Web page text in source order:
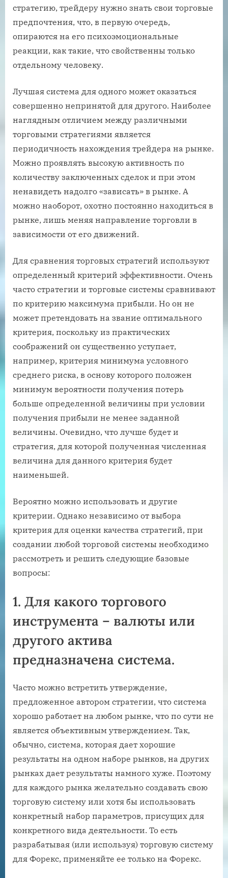
стратегию, трейдеру нужно знать свои торговые
предпочтения, что, в первую очередь,
опираются на его психоэмоциональные
реакции, как такие, что свойственны только
отдельному человеку.
Лучшая система для одного может оказаться
совершенно непринятой для другого. Наиболее
наглядным отличием между различными
торговыми стратегиями является
периодичность нахождения трейдера на рынке.
Можно проявлять высокую активность по
количеству заключенных сделок и при этом
ненавидеть надолго «зависать» в рынке. А
можно наоборот, охотно постоянно находиться в
рынке, лишь меняя направление торговли в
зависимости от его движений.
Для сравнения торговых стратегий используют
определенный критерий эффективности. Очень
часто стратегии и торговые системы сравнивают
по критерию максимума прибыли. Но он не
может претендовать на звание оптимального
критерия, поскольку из практических
соображений он существенно уступает,
например, критерия минимума условного
среднего риска, в основу которого положен
минимум вероятности получения потерь
больше определенной величины при условии
получения прибыли не менее заданной
величины. Очевидно, что лучше будет и
стратегия, для которой полученная численная
величина для данного критерия будет
наименьшей.
Вероятно можно использовать и другие
критерии. Однако независимо от выбора
критерия для оценки качества стратегий, при
создании любой торговой системы необходимо
рассмотреть и решить следующие базовые
вопросы:
1. Для какого торгового
инструмента – валюты или
другого актива
предназначена система.
Часто можно встретить утверждение,
предложенное автором стратегии, что система
хорошо работает на любом рынке, что по сути не
является объективным утверждением. Так,
обычно, система, которая дает хорошие
результаты на одном наборе рынков, на других
рынках дает результаты намного хуже. Поэтому
для каждого рынка желательно создавать свою
торговую систему или хотя бы использовать
конкретный набор параметров, присущих для
конкретного вида деятельности. То есть
разрабатывая (или используя) торговую систему
для Форекс, применяйте ее только на Форекс.